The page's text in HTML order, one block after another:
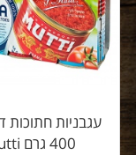
400 גרם Mutti